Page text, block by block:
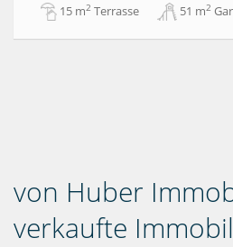
15 m2 Terrasse 51 m2
von Huber
verkaufte